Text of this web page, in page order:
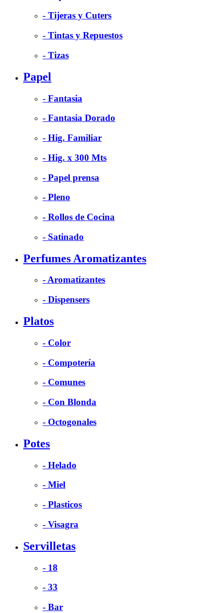
- Tijeras y Cuters
- Tintas y Repuestos
- Tizas
Papel
- Fantasia
- Fantasia Dorado
- Hig. Familiar
- Hig. x 300 Mts
- Papel prensa
- Pleno
- Rollos de Cocina
- Satinado
Perfumes Aromatizantes
- Aromatizantes
- Dispensers
Platos
- Color
- Compotería
- Comunes
- Con Blonda
- Octogonales
Potes
- Helado
- Miel
- Plasticos
- Visagra
Servilletas
- 18
- 33
- Bar